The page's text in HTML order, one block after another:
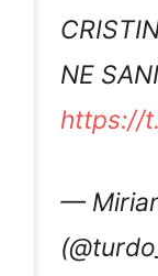
NE
https://
—